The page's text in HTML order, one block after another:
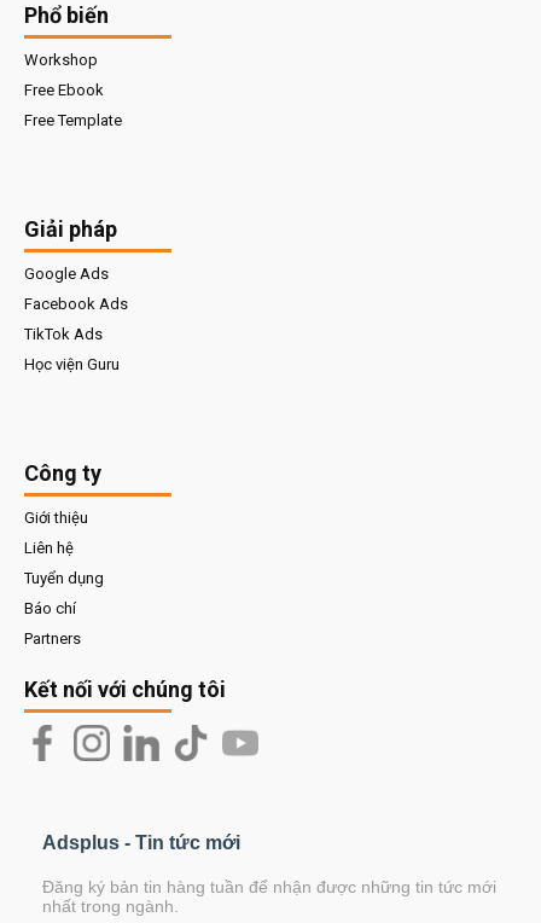
Phổ biến
Workshop
Free Ebook
Free Template
Giải pháp
Google Ads
Facebook Ads
TikTok Ads
Học viện Guru
Công ty
Giới thiệu
Liên hệ
Tuyển dụng
Báo chí
Partners
Kết nối với chúng tôi